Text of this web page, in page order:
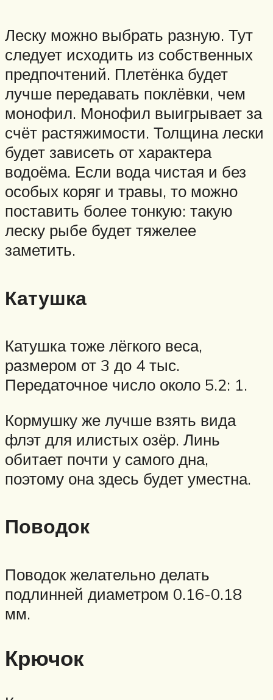
Леску можно выбрать разную. Тут
следует исходить из собственных
предпочтений. Плетёнка будет
лучше передавать поклёвки, чем
монофил. Монофил выигрывает за
счёт растяжимости. Толщина лески
будет зависеть от характера
водоёма. Если вода чистая и без
особых коряг и травы, то можно
поставить более тонкую: такую
леску рыбе будет тяжелее
заметить.
Катушка
Катушка тоже лёгкого веса,
размером от 3 до 4 тыс.
Передаточное число около 5.2: 1.
Кормушку же лучше взять вида
флэт для илистых озёр. Линь
обитает почти у самого дна,
поэтому она здесь будет уместна.
Поводок
Поводок желательно делать
подлинней диаметром 0.16-0.18
мм.
Крючок